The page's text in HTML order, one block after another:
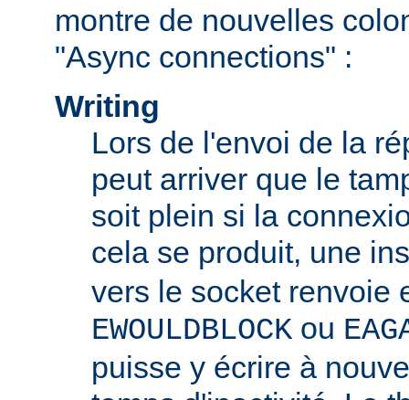
montre de nouvelles
"Async connections" :
Writing
Lors de l'envoi de la
peut arriver que le
soit plein si la
cela se produit, une
vers le socket renvoie
EWOULDBLOCK ou
puisse y écrire à